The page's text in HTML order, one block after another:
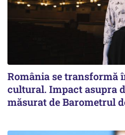
România se transformă
cultural. Impact asupra
măsurat de Barometrul